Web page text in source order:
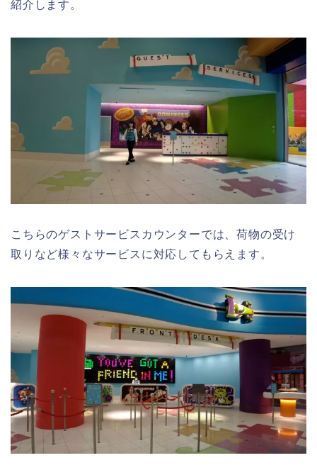
紹介します。
こちらのゲストサービスカウンターでは、荷物の受け
取りなど様々なサービスに対応してもらえます。